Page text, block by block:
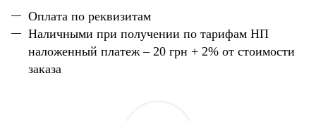
Оплата по реквизитам
Наличными при получении по тарифам НП
наложенный платеж – 20 грн + 2% от стоимости
заказа